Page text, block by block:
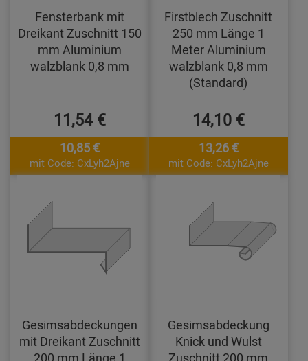
Fensterbank mit
Dreikant Zuschnitt 150
mm Aluminium
walzblank 0,8 mm
11,54 €
10,85 €
mit Code: CxLyh2Ajne
Firstblech Zuschnitt
250 mm Länge 1
Meter Aluminium
walzblank 0,8 mm
(Standard)
14,10 €
13,26 €
mit Code: CxLyh2Ajne
Gesimsabdeckungen
mit Dreikant Zuschnitt
200 mm Länge 1
Gesimsabdeckung
Knick und Wulst
Zuschnitt 200 mm